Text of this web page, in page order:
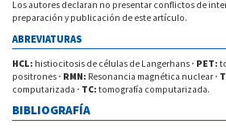
Los autores declaran no presentar conflictos de
preparación y publicación de este artículo.
ABREVIATURAS
HCL: histiocitosis de células de Langerhans · PET:
positrones · RMN: Resonancia magnética nuclear ·
computarizada · TC: tomografía computarizada.
BIBLIOGRAFÍA